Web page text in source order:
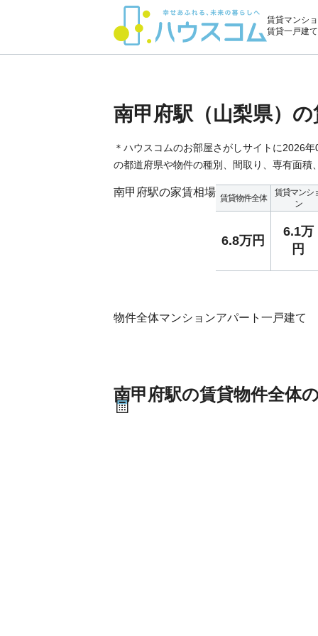
賃貸マンシ
賃貸一戸建
南甲府駅（山梨県）
＊ハウスコムのお部屋さがしサイトに2026
の都道府県や物件の種別、間取り、専有面
南甲府駅の家賃相場 賃貸物件全体
賃貸マンシ
ン
6.8万円
6.1万
円
物件全体マンションアパート 一戸建て
南甲府駅の賃貸物件全体